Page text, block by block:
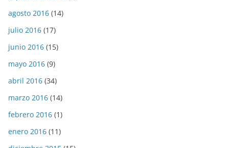
agosto 2016 (14)
julio 2016 (17)
junio 2016 (15)
mayo 2016 (9)
abril 2016 (34)
marzo 2016 (14)
febrero 2016 (1)
enero 2016 (11)